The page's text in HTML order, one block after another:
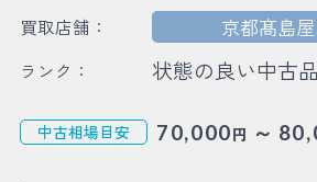
買取店舗： 京都髙島
ランク： 状態の良い中古品
中古相場目安 70,000円 ～